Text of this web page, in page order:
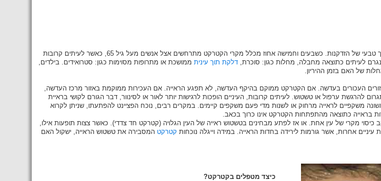
בדרך כלל הקטרקט נגרם, בדומה להלבנת השיער, כתהליך טבעי של הזדקנות. כשבעים וחמישה אחוז מכלל מקרי הקטרקט מתרחשים אצל אנשים מעל גיל 65, כאשר לעיתים קרובות
לעיתים כתוצאה מחבלה, מחלות כגון: סוכרת, דלקת תוך עינית ממושכת או מתרופות מסוימות כגון: סטרואידים. בילדים,
של האם בזמן ההיריון.
העכורים בעדשה. אם הקטרקט ממוקם בהיקף העדשה, לא תפגע הראייה. אם העכירות ממוקמת באזור מרכז העדשה,
להרגשת ערפול או טשטוש. לעיתים קרובות, העיניים הופכות לרגישות יותר לאור או לסינוור, דבר הגורם לקושי בראיית
משקפיים לראייה מרחוק או לשנות מדי פעם משקפים קיימים. במקרים רבים, נוכח הפציינט להפתעתו, שניתן לקרוא
בראייה כתוצאה מהתפתחות הקטרקט אינו כרוך בכאב.
כיסוי מקרי של עין אחת. או אז לפתע מבחינים בטשטוש ראייה של העין הגלויה (קטרקט חד צדדי). כאשר צצות תופעות אילו,
עיניים אחרות, אשר גורמות לירידה בחדות הראייה. במידה וייגלה נוכחות קטרקט המסבירה את טשטוש הראייה, ישקול האם
כיצד מטפלים בקטרקט?